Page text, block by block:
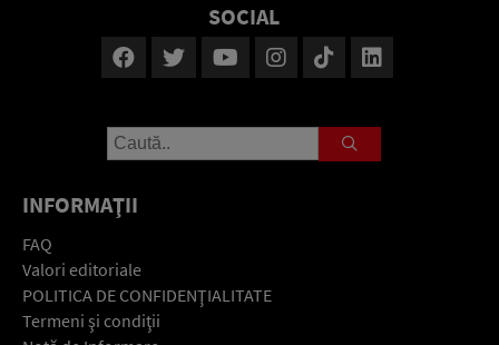
SOCIAL
INFORMAŢII
FAQ
Valori editoriale
POLITICA DE CONFIDENŢIALITATE
Termeni şi condiţii